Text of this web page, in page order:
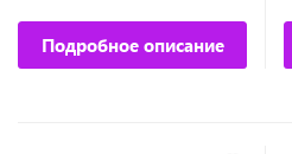
Подробное описание